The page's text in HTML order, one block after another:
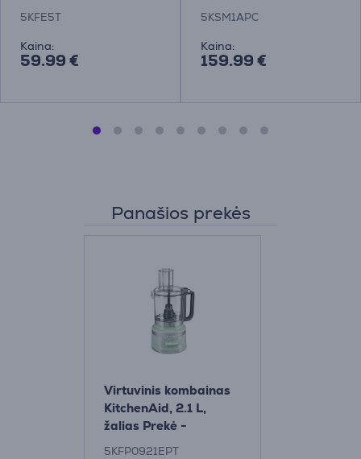
5KFE5T
Kaina:
59.99 €
5KSM1APC
Kaina:
159.99 €
Panašios prekės
Virtuvinis kombainas
KitchenAid, 2.1 L,
žalias Prekė -
5KFP0921EPT
5KFP0921EPT